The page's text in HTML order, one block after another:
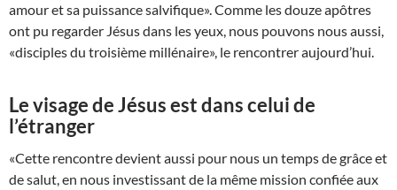
amour et sa puissance salvifique». Comme les douze apôtres
ont pu regarder Jésus dans les yeux, nous pouvons nous aussi,
«disciples du troisième millénaire», le rencontrer aujourd’hui.
Le visage de Jésus est dans celui de
l’étranger
«Cette rencontre devient aussi pour nous un temps de grâce et
de salut, en nous investissant de la même mission confiée aux